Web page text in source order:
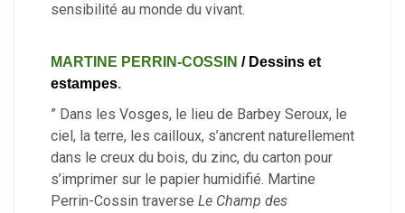
sensibilité au monde du vivant.
MARTINE PERRIN-COSSIN / Dessins et
estampes.
” Dans les Vosges, le lieu de Barbey Seroux, le
ciel, la terre, les cailloux, s’ancrent naturellement
dans le creux du bois, du zinc, du carton pour
s’imprimer sur le papier humidifié. Martine
Perrin-Cossin traverse Le Champ des